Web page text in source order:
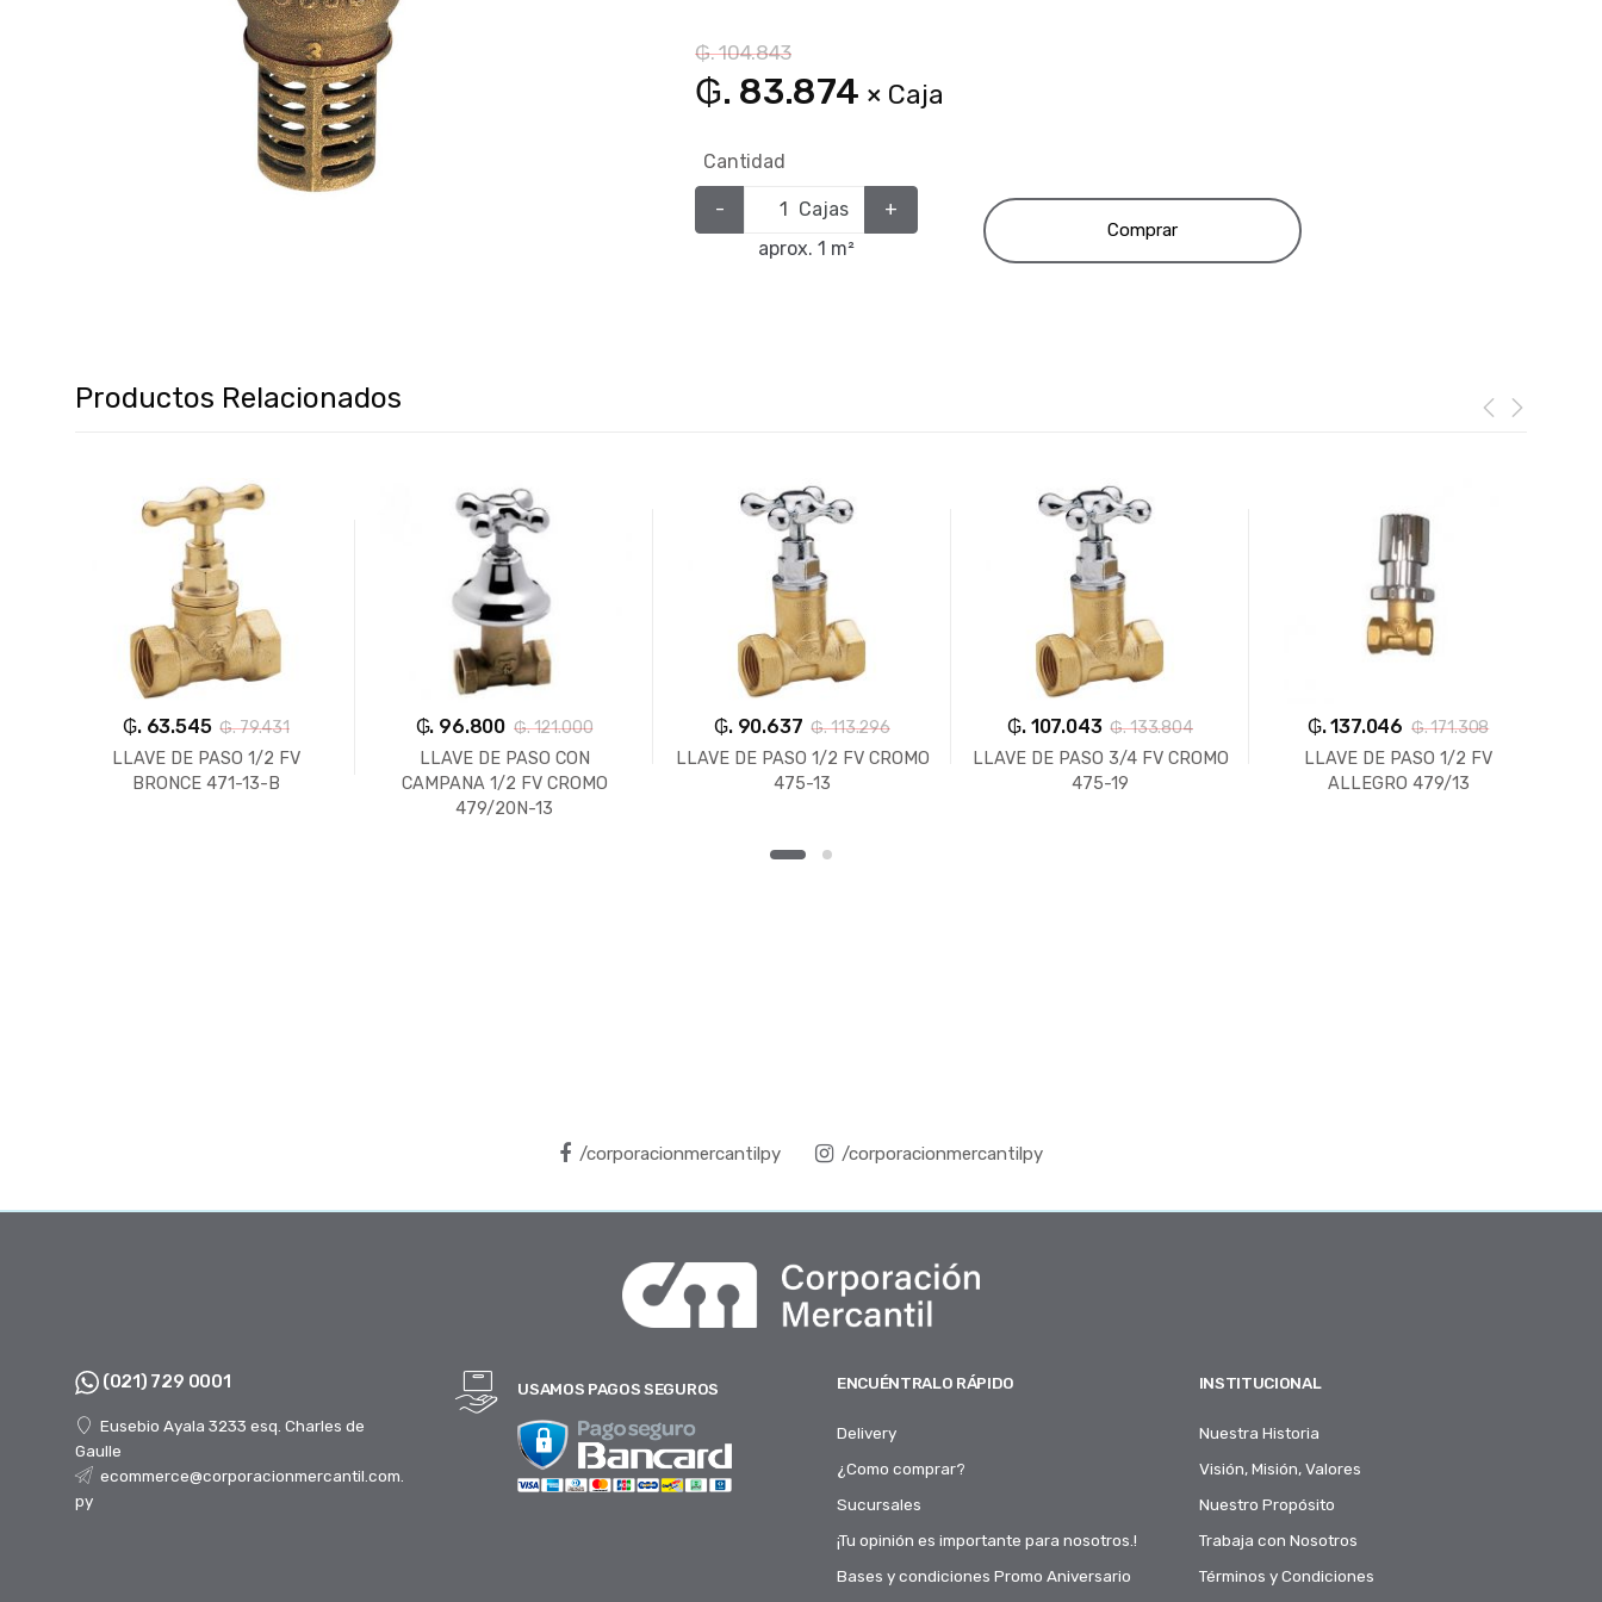
₲. 104.843
₲. 83.874 × Caja
Cantidad
- Cajas
+
aprox. 1 m²
Comprar
Productos Relacionados
₲. 63.545 ₲. 79.431
LLAVE DE PASO 1/2 FV
BRONCE 471-13-B
₲. 96.800 ₲. 121.000
LLAVE DE PASO CON
CAMPANA 1/2 FV CROMO
479/20N-13
₲. 90.637 ₲. 113.296
LLAVE DE PASO 1/2 FV CROMO
475-13
₲. 107.043 ₲. 133.804
LLAVE DE PASO 3/4 FV CROMO
475-19
₲. 137.046 ₲. 171.308
LLAVE DE PASO 1/2 FV
ALLEGRO 479/13
/corporacionmercantilpy /corporacionmercantilpy
(021) 729 0001
Eusebio Ayala 3233 esq. Charles de
Gaulle
ecommerce@corporacionmercantil.com.
py
USAMOS PAGOS SEGUROS ENCUÉNTRALO RÁPIDO
Delivery
¿Como comprar?
Sucursales
¡Tu opinión es importante para nosotros.!
Bases y condiciones Promo Aniversario
INSTITUCIONAL
Nuestra Historia
Visión, Misión, Valores
Nuestro Propósito
Trabaja con Nosotros
Términos y Condiciones